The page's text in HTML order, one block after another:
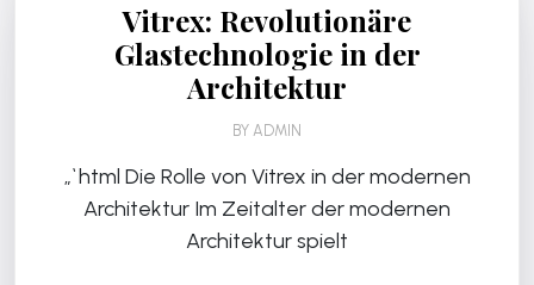
Vitrex: Revolutionäre
Glastechnologie in der
Architektur
BY ADMIN
„`html Die Rolle von Vitrex in der modernen
Architektur Im Zeitalter der modernen
Architektur spielt